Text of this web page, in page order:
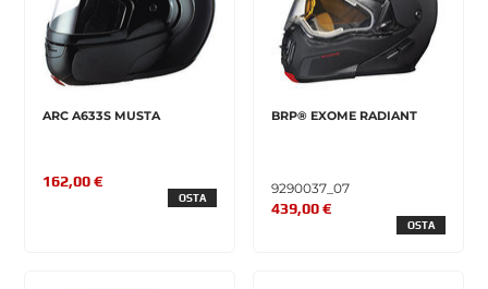
ARC A633S MUSTA
162,00 €
OSTA
BRP® EXOME RADIANT
9290037_07
439,00 €
OSTA